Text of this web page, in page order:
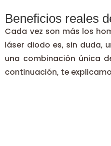
Beneficios reales
Cada vez son más los
láser diodo es, sin duda,
una combinación única
continuación, te